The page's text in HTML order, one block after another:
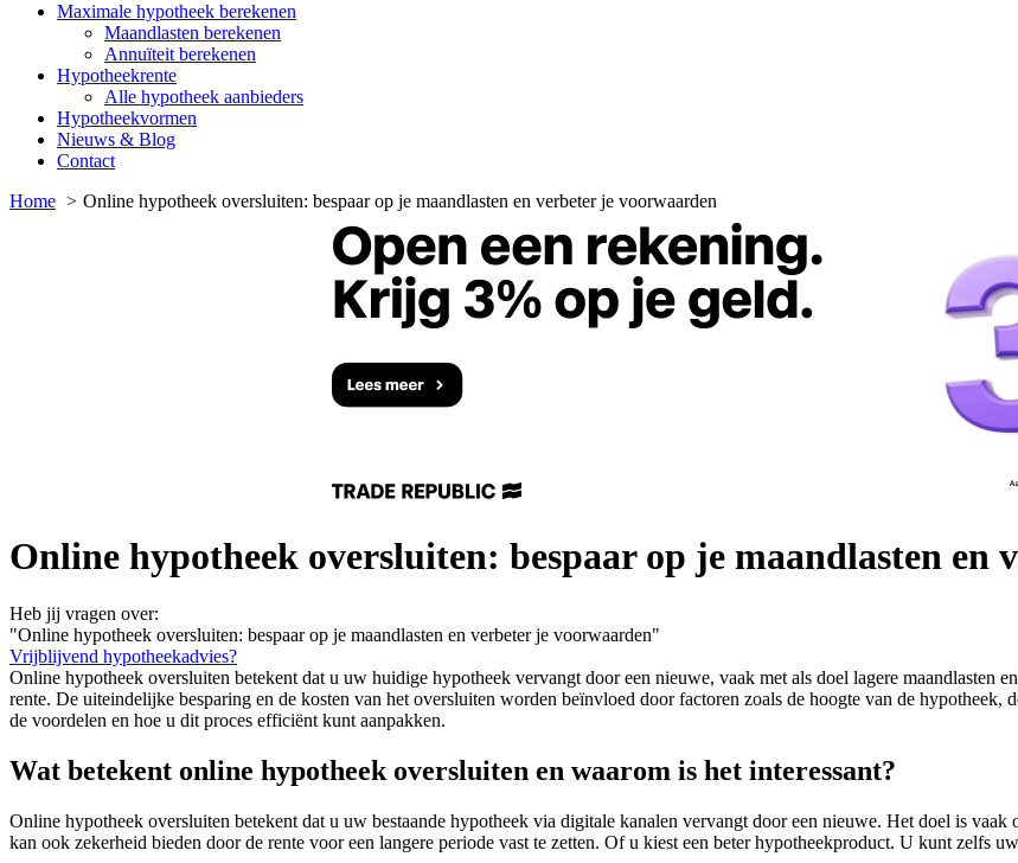
Maximale hypotheek berekenen
Maandlasten berekenen
Annuïteit berekenen
Hypotheekrente
Alle hypotheek aanbieders
Hypotheekvormen
Nieuws & Blog
Contact
Home
Online hypotheek oversluiten: bespaar op je maandlasten en verbeter je voorwaarden
Online hypotheek oversluiten: bespaar op je maandlasten en
Heb jij vragen over:
"Online hypotheek oversluiten: bespaar op je maandlasten en verbeter je voorwaarden"
Vrijblijvend hypotheekadvies?
Online hypotheek oversluiten betekent dat u uw huidige hypotheek vervangt door een nieuwe, vaak met als doel lagere maandlasten
rente. De uiteindelijke besparing en de kosten van het oversluiten worden beïnvloed door factoren zoals de hoogte van de hypotheek,
de voordelen en hoe u dit proces efficiënt kunt aanpakken.
Wat betekent online hypotheek oversluiten en waarom is het interessant?
Online hypotheek oversluiten betekent dat u uw bestaande hypotheek via digitale kanalen vervangt door een nieuwe. Het doel is vaak
kan ook zekerheid bieden door de rente voor een langere periode vast te zetten. Of u kiest een beter hypotheekproduct. U kunt zelfs